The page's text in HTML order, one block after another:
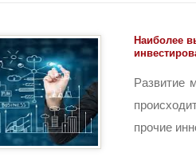
Наиболее
Развитие
прочие